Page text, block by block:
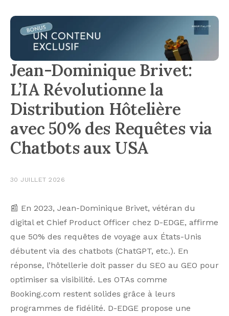
Jean-Dominique Brivet:
L’IA Révolutionne la
Distribution Hôtelière
avec 50% des Requêtes via
Chatbots aux USA
30 JUILLET 2026
📰 En 2023, Jean-Dominique Brivet, vétéran du
digital et Chief Product Officer chez D-EDGE, affirme
que 50% des requêtes de voyage aux États-Unis
débutent via des chatbots (ChatGPT, etc.). En
réponse, l’hôtellerie doit passer du SEO au GEO pour
optimiser sa visibilité. Les OTAs comme
Booking.com restent solides grâce à leurs
programmes de fidélité. D-EDGE propose une